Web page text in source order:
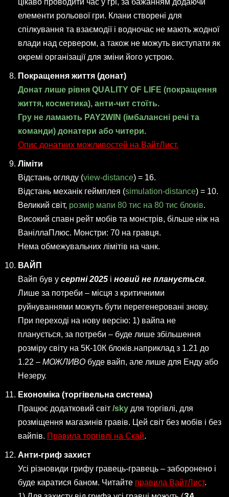
цікаво проводити час у грі, за бажанням додаючи
елементи рольової гри. Клани створені для
спілкування та взаємодії і водночас не мають жодної
влади над сервером, а також не можуть виступати як
окремі організації для зміни його устрою.
Покращення життя (донат)
Донат лише рівня QUALITY OF LIFE (покращення
життя, косметика), анти-чит стоїть.
Гру не ламають PAY2WIN (імбалансні речі та
команди) донатери або читери.
Опис донатних можливостей на ВайтЛист.
Ліміти
Відстань огляду (view-distance) = 16.
Відстань механік геймплея (simulation-distance) = 10.
Великий світ, розмір мапи 80 тис на 80 тис блоків.
Високий спавн рейт мобів та монстрів, більше ніж на
ВаніллаПлюс. Монстри: 70 на гравця.
Нема обмежувальних лімітів на чанк.
ВАЙП
Вайп був у серпні 2025 і новий не планується.
Лише за потреби – місця з критичними
руйнуваннями можуть бути перегенеровані знову.
При переході на нову версію: 1) вайпа не
планується, за потреби – буде лише збільшення
розміру світу на 5К-10К блоків.наприклад з 1.21 до
1.22 – МОЖЛИВО буде вайп, але лише для Енду або
Незеру.
Економіка (торгівельна система)
Працює додатковий світ /sky для торгівлі, для
розміщення магазинів гравів. Цей світ без мобів і без
вайпів. Правила торгівлі на Скай.
Анти-гриф захист
Усі різновиди грифу гравець-гравець – заборонено і
буде каратися баном. Читайте правила ВайтЛист.